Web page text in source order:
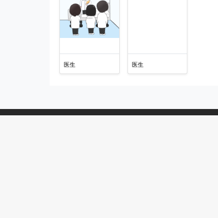
医生 医生